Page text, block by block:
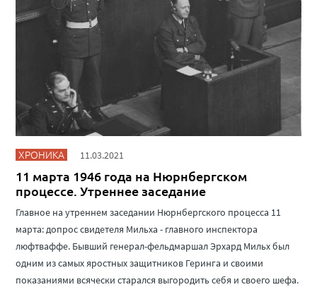
ХРОНИКА 11.03.2021
11 марта 1946 года на Нюрнбергском
процессе. Утреннее заседание
Главное на утреннем заседании Нюрнбергского процесса 11
марта: допрос свидетеля Мильха - главного инспектора
люфтваффе. Бывший генерал-фельдмаршал Эрхард Мильх был
одним из самых яростных защитников Геринга и своими
показаниями всячески старался выгородить себя и своего шефа.